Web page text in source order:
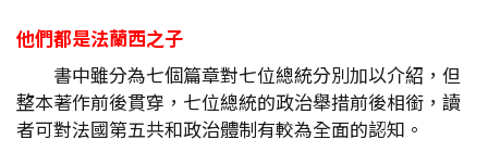
他們都是法蘭西之子
書中雖分為七個篇章對七位總統分別加以介紹，但
整本著作前後貫穿，七位總統的政治舉措前後相銜，讀
者可對法國第五共和政治體制有較為全面的認知。